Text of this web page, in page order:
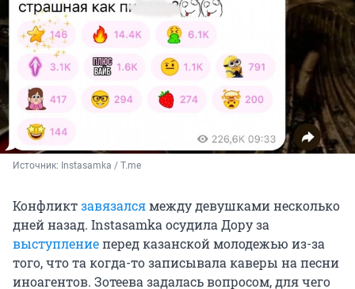
Источник: Instasamka / T.me
Конфликтзавязалсямежду девушками несколько
дней назад. Instasamka осудила Дору за
выступлениеперед казанской молодежью из-за
того, что та когда-то записывала каверы на песни
иноагентов. Зотеева задалась вопросом, для чего